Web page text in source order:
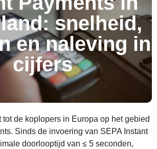
snelheid,
en naleving in
cijfers
tot de koplopers in Europa op het gebied
Sinds de invoering van SEPA Instant
doorlooptijd van ≤ 5 seconden,